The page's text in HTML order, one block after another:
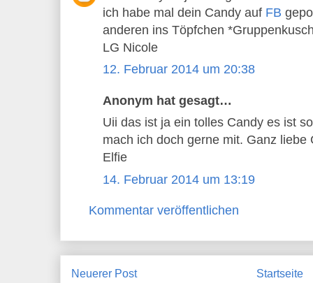
ich habe mal dein Candy auf FB
anderen ins Töpfchen
LG Nicole
12. Februar 2014 um 20:38
Anonym hat gesagt…
Uii das ist ja ein tolles Candy es ist
mach ich doch gerne mit. Ganz liebe
Elfie
14. Februar 2014 um 13:19
Kommentar veröffentlichen
Neuerer Post Startseite